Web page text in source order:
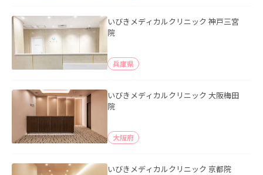
いびきメディカルクリニック 神戸三宮
院
兵庫県
いびきメディカルクリニック 大阪梅田
院
大阪府
いびきメディカルクリニック 京都院